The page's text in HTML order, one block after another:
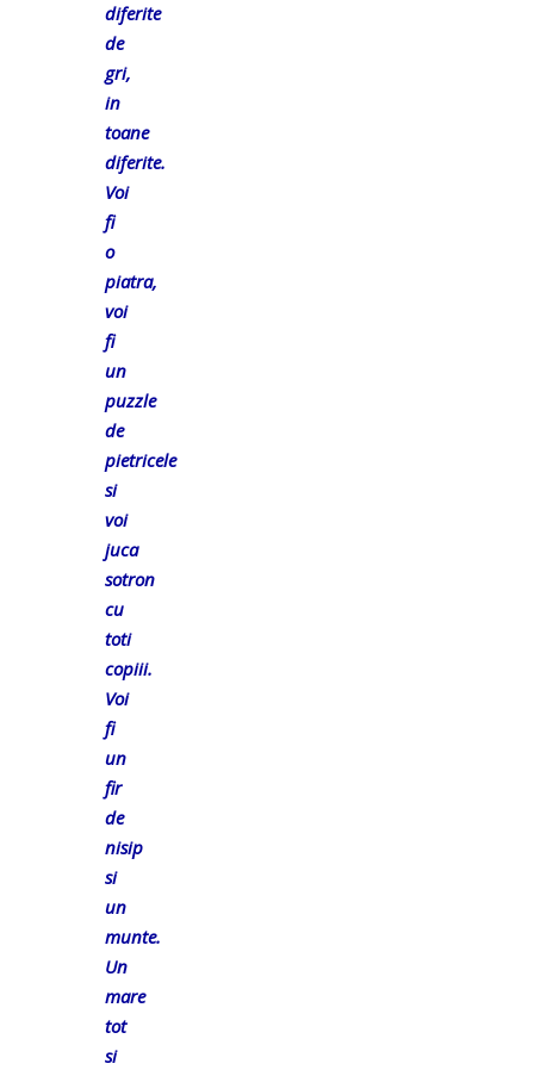
diferite
de
gri,
in
toane
diferite.
Voi
fi
o
piatra,
voi
fi
un
puzzle
de
pietricele
si
voi
juca
sotron
cu
toti
copiii.
Voi
fi
un
fir
de
nisip
si
un
munte.
Un
mare
tot
si